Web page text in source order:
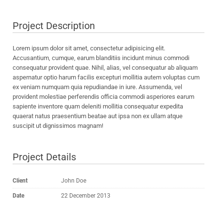
Project Description
Lorem ipsum dolor sit amet, consectetur adipisicing elit.
Accusantium, cumque, earum blanditiis incidunt minus commodi
consequatur provident quae. Nihil, alias, vel consequatur ab aliquam
aspernatur optio harum facilis excepturi mollitia autem voluptas cum
ex veniam numquam quia repudiandae in iure. Assumenda, vel
provident molestiae perferendis officia commodi asperiores earum
sapiente inventore quam deleniti mollitia consequatur expedita
quaerat natus praesentium beatae aut ipsa non ex ullam atque
suscipit ut dignissimos magnam!
Project Details
Client John Doe
Date 22 December 2013